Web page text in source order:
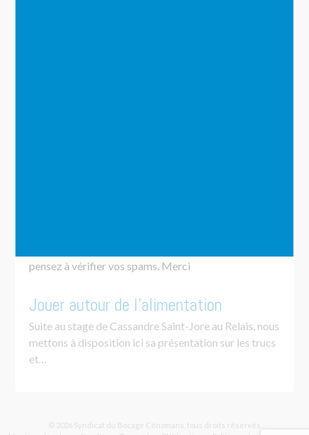
pensez à vérifier vos spams. Merci
Jouer autour de l’alimentation
Suite au stage de Cassandre Saint-Jore au Relais, nous
mettons à disposition ici sa présentation sur les trucs
et…
© 2026 Syndicat du Bocage Cénomans, tous droits réservés